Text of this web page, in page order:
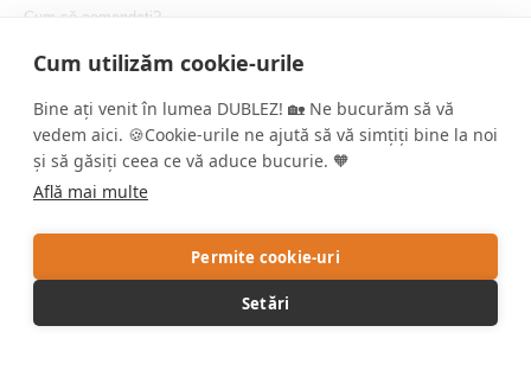
Cum utilizăm cookie-urile
Bine ați venit în lumea DUBLEZ! 🏡 Ne bucurăm să vă
vedem aici. 🍪Cookie-urile ne ajută să vă simțiți bine la noi
și să găsiți ceea ce vă aduce bucurie. 🧡
Află mai multe
Permite cookie-uri
Setări
Cum să comandați?
Setați cookie-urile
Copyright © DUBLEZ 2026 | Toate drepturile rezervate
Crearea magazinelor online performante de către
Acest site este protejat de reCAPTCHA, iar Google aplică
Politica de